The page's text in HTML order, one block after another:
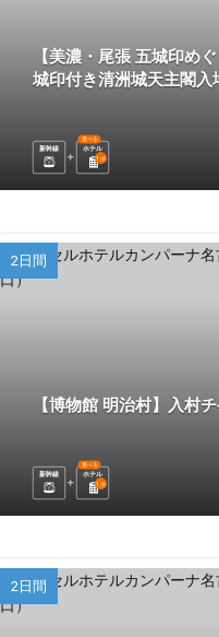
【美濃・尾張 五城印め
城印付き清洲城天主閣
新幹線 ホテル
選べる
1 泊
2日間
【博物館 明治村】入村
新幹線 ホテル
選べる
1 泊
2日間